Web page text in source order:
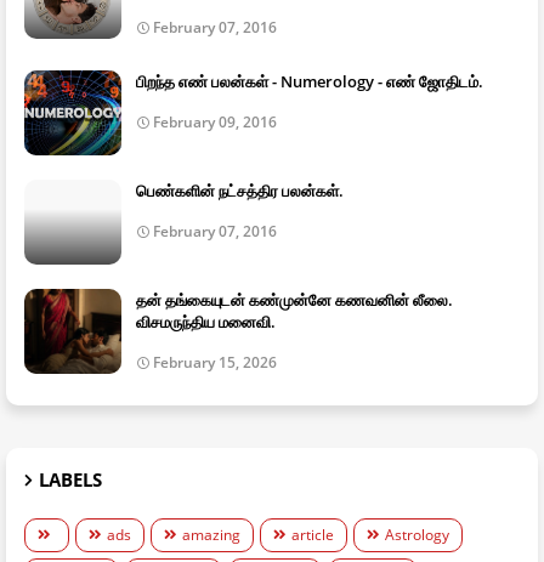
February 07, 2016
பிறந்த எண் பலன்கள் - Numerology - எண் ஜோதிடம்.
February 09, 2016
பெண்களின் நட்சத்திர பலன்கள்.
February 07, 2016
தன் தங்கையுடன் கண்முன்னே கணவனின் லீலை.
விசமருந்திய மனைவி.
February 15, 2026
LABELS
ads amazing article
Astrology